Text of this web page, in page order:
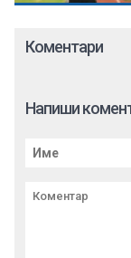
Коментари
Напиши